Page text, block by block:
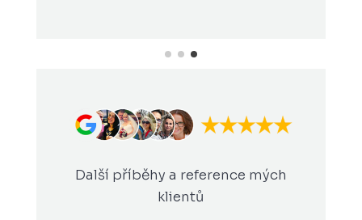
Další příběhy a reference mých
klientů